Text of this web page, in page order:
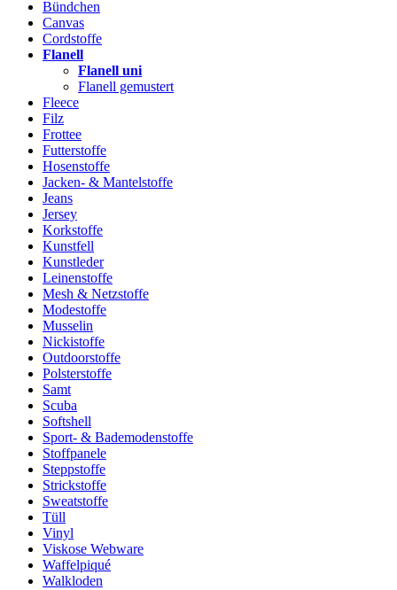
Bündchen
Canvas
Cordstoffe
Flanell
Flanell uni
Flanell gemustert
Fleece
Filz
Frottee
Futterstoffe
Hosenstoffe
Jacken- & Mantelstoffe
Jeans
Jersey
Korkstoffe
Kunstfell
Kunstleder
Leinenstoffe
Mesh & Netzstoffe
Modestoffe
Musselin
Nickistoffe
Outdoorstoffe
Polsterstoffe
Samt
Scuba
Softshell
Sport- & Bademodenstoffe
Stoffpanele
Steppstoffe
Strickstoffe
Sweatstoffe
Tüll
Vinyl
Viskose Webware
Waffelpiqué
Walkloden